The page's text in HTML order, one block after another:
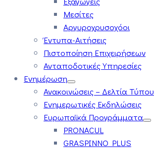
Μεσίτες
Αργυροχρυσοχόοι
Έντυπα-Αιτήσεις
Πιστοποίηση Επιχειρήσεων
Ανταποδοτικές Υπηρεσίες
Ενημέρωση
Ανακοινώσεις – Δελτία Τύπου
Ενημερωτικές Εκδηλώσεις
Ευρωπαϊκά Προγράμματα
PRONACUL
GRASPINNO PLUS